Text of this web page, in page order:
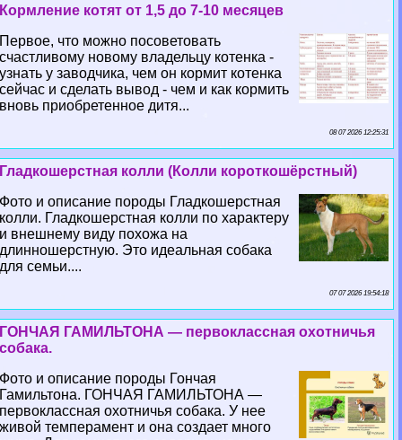
Кормление котят от 1,5 до 7-10 месяцев
Первое, что можно посоветовать
счастливому новому владельцу котенка -
узнать у заводчика, чем он кормит котенка
сейчас и сделать вывод - чем и как кормить
вновь приобретенное дитя...
08 07 2026 12:25:31
Гладкошерстная колли (Колли короткошёрстный)
Фото и описание породы Гладкошерстная
колли. Гладкошерстная колли по хаpaктеру
и внешнему виду похожа на
длинношерстную. Это идеальная собака
для семьи....
07 07 2026 19:54:18
ГОНЧАЯ ГАМИЛЬТОНА — первоклассная охотничья
собака.
Фото и описание породы Гончая
Гамильтона. ГОНЧАЯ ГАМИЛЬТОНА —
первоклассная охотничья собака. У нее
живой темперамент и она создает много